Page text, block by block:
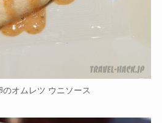
のオムレツ ウニソース